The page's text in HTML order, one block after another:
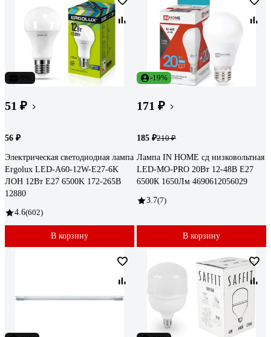
51 ₽
56 ₽
Электрическая светодиодная лампа
Ergolux LED-A60-12W-E27-6K
ЛОН 12Вт E27 6500K 172-265В
12880
4.6(602)
В корзину
-19%
171 ₽
185 ₽210 ₽
Лампа IN HOME сд низковольтная
LED-MO-PRO 20Вт 12-48В Е27
6500К 1650Лм 4690612056029
3.7(7)
В корзину